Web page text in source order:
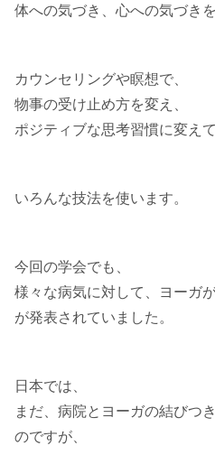
体への気づき、心への気づき
カウンセリングや瞑想で、
物事の受け止め方を変え、
ポジティブな思考習慣に変え
いろんな技法を使います。
今回の学会でも、
様々な病気に対して、ヨーガ
が発表されていました。
日本では、
まだ、病院とヨーガの結びつ
のですが、